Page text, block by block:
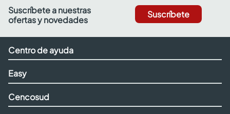
Suscríbete a nuestras
ofertas y novedades
Suscríbete
Centro de ayuda
Easy
Cencosud